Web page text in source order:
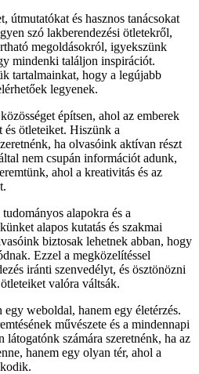
útmutatókat és hasznos tanácsokat
szó lakberendezési ötletekről,
megoldásokról, igyekszünk
mindenki találjon inspirációt.
tartalmainkat, hogy a legújabb
legyenek.
építsen, ahol az emberek
és ötleteiket. Hiszünk a
ha olvasóink aktívan részt
nem csupán információt adunk,
ahol a kreativitás és az
alapokra és a
alapos kutatás és szakmai
biztosak lehetnek abban, hogy
Ezzel a megközelítéssel
iránti szenvedélyt, és ösztönözni
valóra váltsák.
weboldal, hanem egy életérzés.
művészete és a mindennapi
számára szeretnénk, ha az
hanem egy olyan tér, ahol a